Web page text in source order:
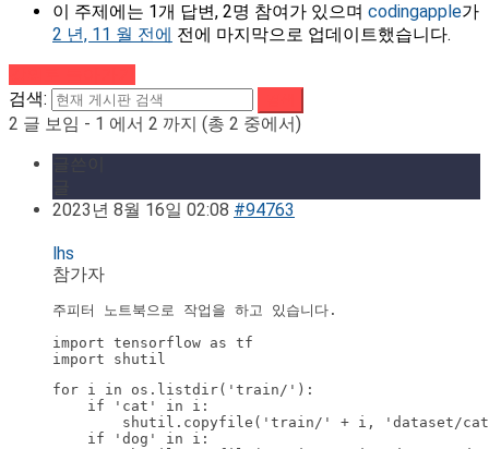
이 주제에는 1개 답변, 2명 참여가 있으며 codingapple가
2 년, 11 월 전에 전에 마지막으로 업데이트했습니다.
검색:
2 글 보임 - 1 에서 2 까지 (총 2 중에서)
2023년 8월 16일 02:08 #94763
lhs
참가자
import tensorflow as tf
import shutil
for i in os.listdir('train/'):
    if 'cat' in i:
shutil.copyfile('train/' + i, 'dataset/
    if 'dog' in i: